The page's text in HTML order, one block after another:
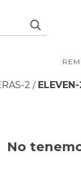
2 /
No